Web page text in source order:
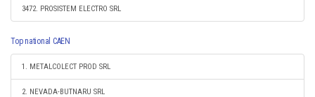
3472. PROSISTEM ELECTRO SRL
Top national CAEN
1. METALCOLECT PROD SRL
2. NEVADA-BUTNARU SRL